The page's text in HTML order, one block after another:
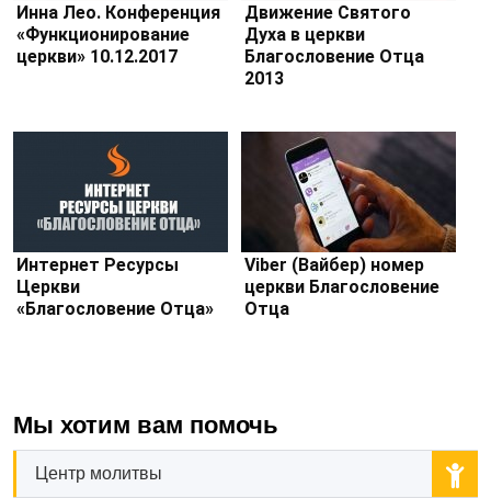
Инна Лео. Конференция
«Функционирование
церкви» 10.12.2017
Движение Святого
Духа в церкви
Благословение Отца
2013
Интернет Ресурсы
Церкви
«Благословение Отца»
Viber (Вайбер) номер
церкви Благословение
Отца
Мы хотим вам помочь
Центр молитвы